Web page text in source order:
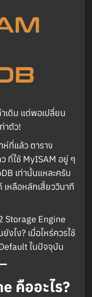
เดิม แต่พอเปลี่ยน
าตัว!
ห์ที่แล้ว ตาราง
ที่ใช้ MyISAM อยู่ ๆ
เท่านั้นแหละครับ
เหลือหลักเสี้ยววินาที
Storage Engine
งไง? เมื่อไหร่ควรใช้
ในปัจจุบัน
คืออะไร?